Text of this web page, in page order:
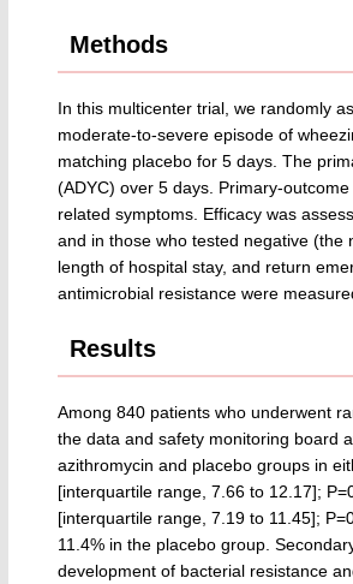
Methods
In this multicenter trial, we randomly
moderate-to-severe episode of
matching placebo for 5 days. The
(ADYC) over 5 days. Primary-
related symptoms. Efficacy was
and in those who tested negative (the
length of hospital stay, and return
antimicrobial resistance were
Results
Among 840 patients who underwent
the data and safety monitoring board
azithromycin and placebo groups in
[interquartile range, 7.66 to 12.17];
[interquartile range, 7.19 to 11.45];
11.4% in the placebo group.
development of bacterial resistance